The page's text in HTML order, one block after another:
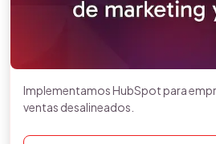
Implementamos HubSpot para
ventas desalineados.